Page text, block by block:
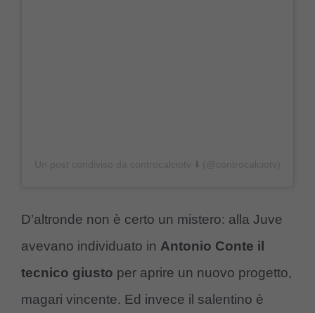
D’altronde non è certo un mistero: alla Juve
avevano individuato in Antonio Conte il
tecnico giusto per aprire un nuovo progetto,
magari vincente. Ed invece il salentino è